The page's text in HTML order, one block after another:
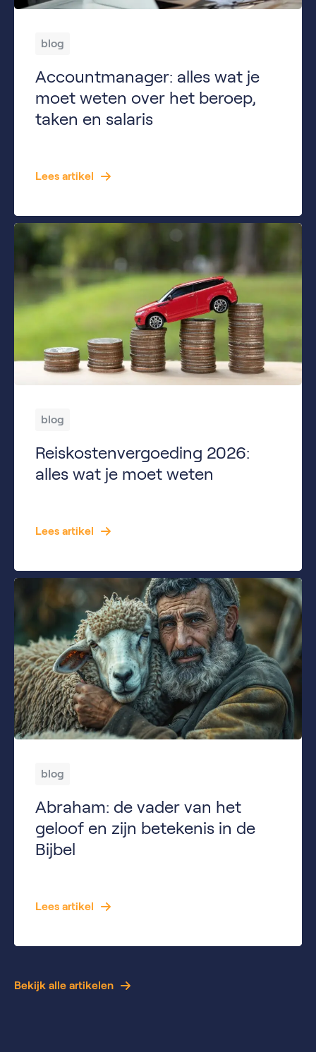
blog
Accountmanager: alles wat je
moet weten over het beroep,
taken en salaris
Lees artikel
blog
Reiskostenvergoeding 2026:
alles wat je moet weten
Lees artikel
blog
Abraham: de vader van het
geloof en zijn betekenis in de
Bijbel
Lees artikel
Bekijk alle artikelen